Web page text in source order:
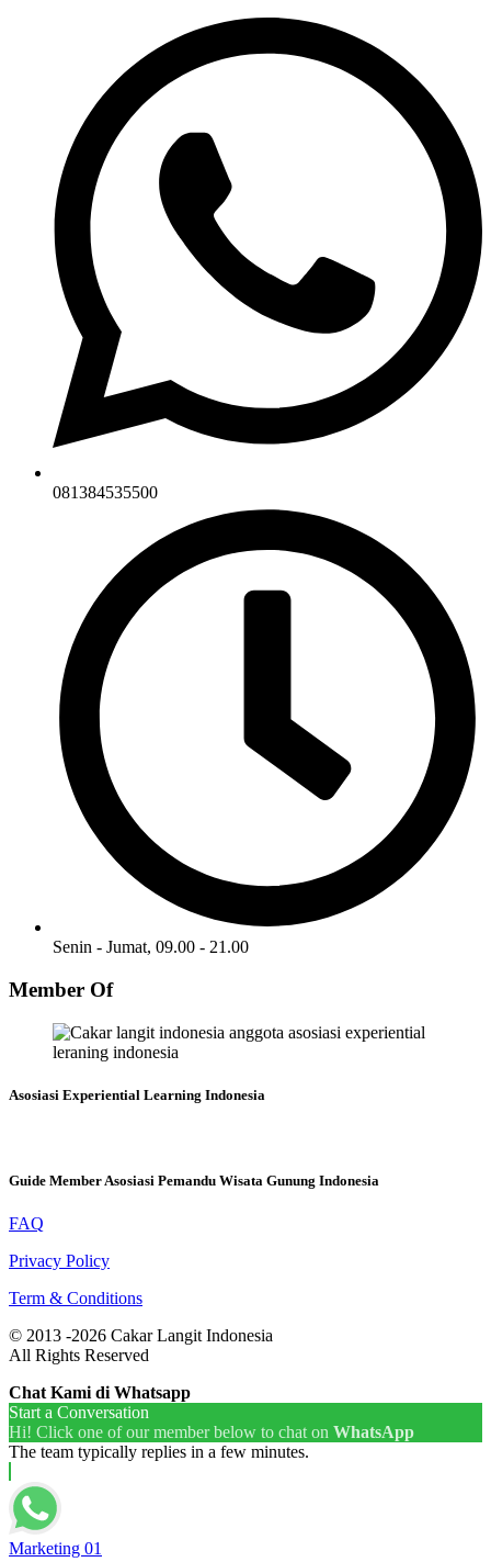
081384535500
Senin - Jumat, 09.00 - 21.00
Member Of
Asosiasi Experiential Learning Indonesia
Guide Member Asosiasi Pemandu Wisata Gunung Indonesia
FAQ
Privacy Policy
Term & Conditions
© 2013 -2026 Cakar Langit Indonesia
All Rights Reserved
Chat Kami di Whatsapp
Start a Conversation
Hi! Click one of our member below to chat on WhatsApp
The team typically replies in a few minutes.
Marketing 01